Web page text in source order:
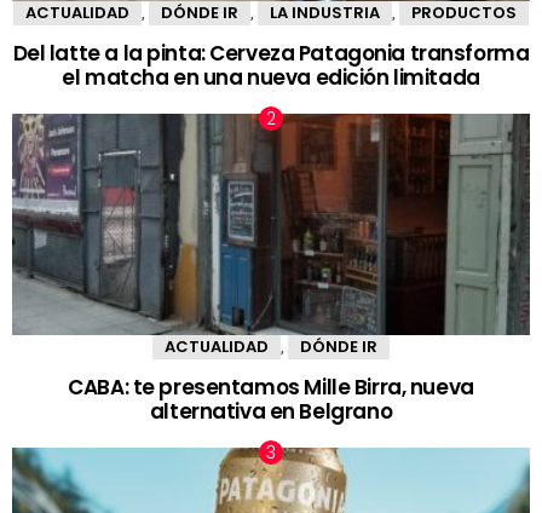
ACTUALIDAD DÓNDE IR LA INDUSTRIA PRODUCTOS
Del latte a la pinta: Cerveza Patagonia transforma
el matcha en una nueva edición limitada
ACTUALIDAD DÓNDE IR
CABA: te presentamos Mille Birra, nueva
alternativa en Belgrano